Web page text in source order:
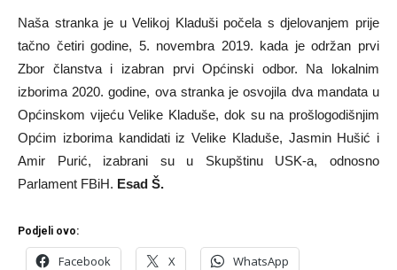
Naša stranka je u Velikoj Kladuši počela s djelovanjem prije
tačno četiri godine, 5. novembra 2019. kada je održan prvi
Zbor članstva i izabran prvi Općinski odbor. Na lokalnim
izborima 2020. godine, ova stranka je osvojila dva mandata u
Općinskom vijeću Velike Kladuše, dok su na prošlogodišnjim
Općim izborima kandidati iz Velike Kladuše, Jasmin Hušić i
Amir Purić, izabrani su u Skupštinu USK-a, odnosno
Parlament FBiH. Esad Š.
Podjeli ovo:
Facebook X WhatsApp